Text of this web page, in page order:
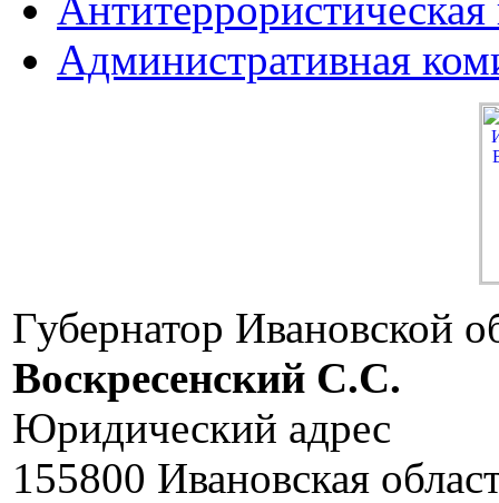
Административная
Губернатор Ивановской
Воскресенский C.C.
Юридический адрес
155800 Ивановская